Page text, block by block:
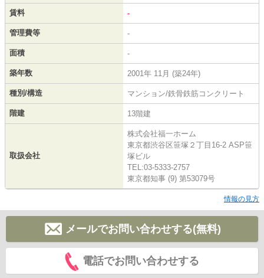
賃料 -
管理費等 -
面積 -
築年数 2001年 11月 (築24年)
種別/構造 マンション/鉄骨鉄筋コンクリート
階建 13階建
取扱会社
株式会社福一ホーム
東京都渋谷区笹塚２丁目16-2 ASP笹
塚ビル
TEL:03-5333-2757
東京都知事 (9) 第53079号
情報の見方
メールでお問い合わせする(無料)
電話でお問い合わせする